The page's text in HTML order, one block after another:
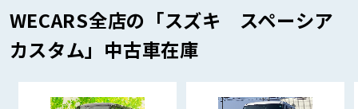
WECARS全店の「スズキ スペーシア
カスタム」中古車在庫